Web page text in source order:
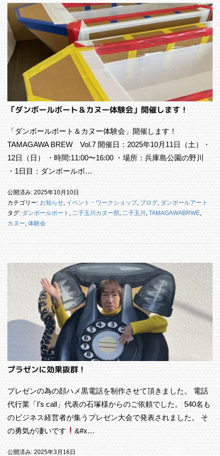
「ダンボールボート＆カヌー体験会」開催します！
「ダンボールボート＆カヌー体験会」開催します！
TAMAGAWA BREW Vol.7 開催日：2025年10月11日（土）・
12日（日） ・時間:11:00〜16:00 ・場所：兵庫島公園の野川
・1日目：ダンボールボ…
公開済み: 2025年10月10日
カテゴリー: お知らせ, イベント・ワークショップ, ブログ, ダンボールアート
タグ: ダンボールボート , 二子玉川カヌー部, 二子玉川 , TAMAGAWABRWE,
カヌー, 体験会
プラゼンに効果抜群！
プレゼンの為の顔ハメ黒電話を制作させて頂きました。 電話
代行業「I’s call」代表の石塚様からのご依頼でした。 540名も
のビジネス経営者が集うプレゼン大会で発表されました。 そ
の勇気が凄いです
&#x…
公開済み: 2025年3月16日